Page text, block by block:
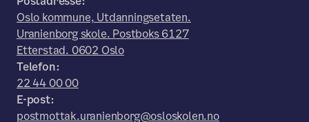
Oslo kommune, Utdanningsetaten.
Uranienborg skole. Postboks 6127
Etterstad. 0602 Oslo
Telefon:
22 44 00 00
E-post:
postmottak.uranienborg@osloskolen.no